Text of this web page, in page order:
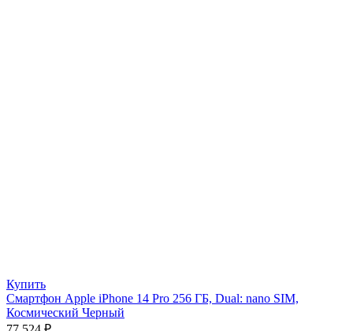
Купить
Смартфон Apple iPhone 14 Pro 256 ГБ, Dual: nano SIM,
Космический Черный